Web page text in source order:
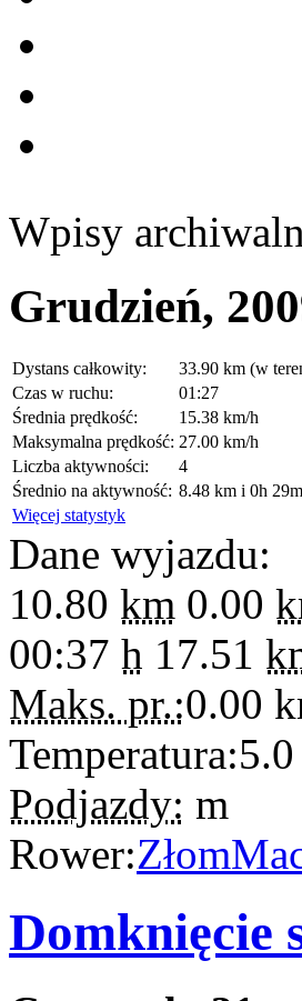
Wpisy
Grudzień,
Dystans całkowity:
33.90 km (w
Czas w ruchu:
01:27
Średnia prędkość:
15.38 km/h
Maksymalna prędkość: 27.00 km/h
Liczba aktywności:
4
Średnio na aktywność: 8.48 km i 0h 29m
Więcej statystyk
Dane wyjazdu:
10.80 km 0.00
00:37 h 17.51
Maks. pr.:0.00
Temperatura:5.0
Podjazdy: m
Rower:
Domknięcie